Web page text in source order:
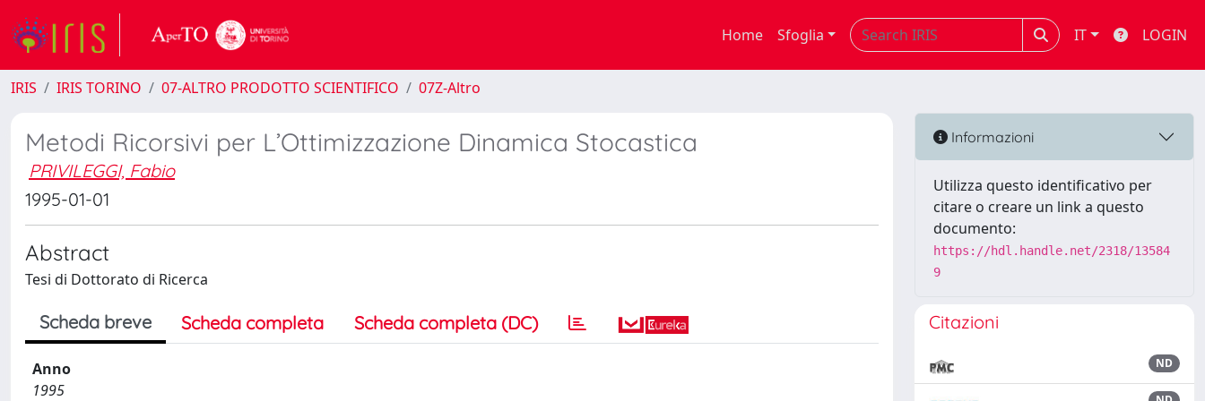
Home Sfoglia IT LOGIN
IRIS IRIS TORINO 07-ALTRO PRODOTTO SCIENTIFICO 07Z-Altro
Metodi Ricorsivi per L’Ottimizzazione Dinamica Stocastica
PRIVILEGGI, Fabio
1995-01-01
Abstract
Tesi di Dottorato di Ricerca
Scheda breve Scheda completa Scheda completa (DC)
Anno
1995
Informazioni
Utilizza questo identificativo per
citare o creare un link a questo
documento:
https://hdl.handle.net/2318/13584
9
Citazioni
ND